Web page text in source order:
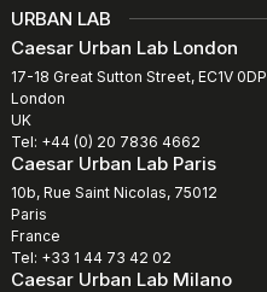
URBAN LAB
Caesar Urban Lab London
17-18 Great Sutton Street, EC1V 0DP
London
UK
Tel: +44 (0) 20 7836 4662
Caesar Urban Lab Paris
10b, Rue Saint Nicolas, 75012
Paris
France
Tel: +33 1 44 73 42 02
Caesar Urban Lab Milano